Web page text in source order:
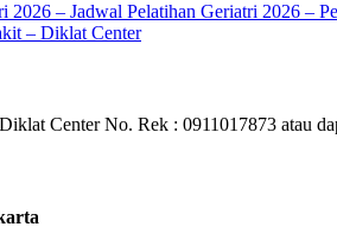
– Jadwal Pelatihan Geriatri 2026 –
– Diklat Center
Center No. Rek : 0911017873 atau